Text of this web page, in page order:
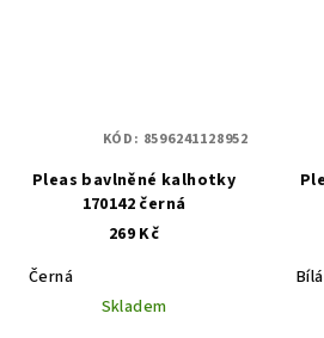
Pleas bavlněné kalhotky
170142 černá
269 Kč
Černá
Skladem
KÓD: 8596241128952
Bílá